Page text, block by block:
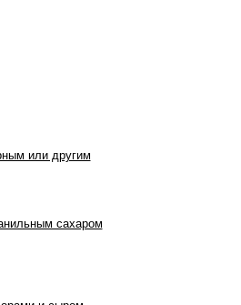
или другим
сахаром